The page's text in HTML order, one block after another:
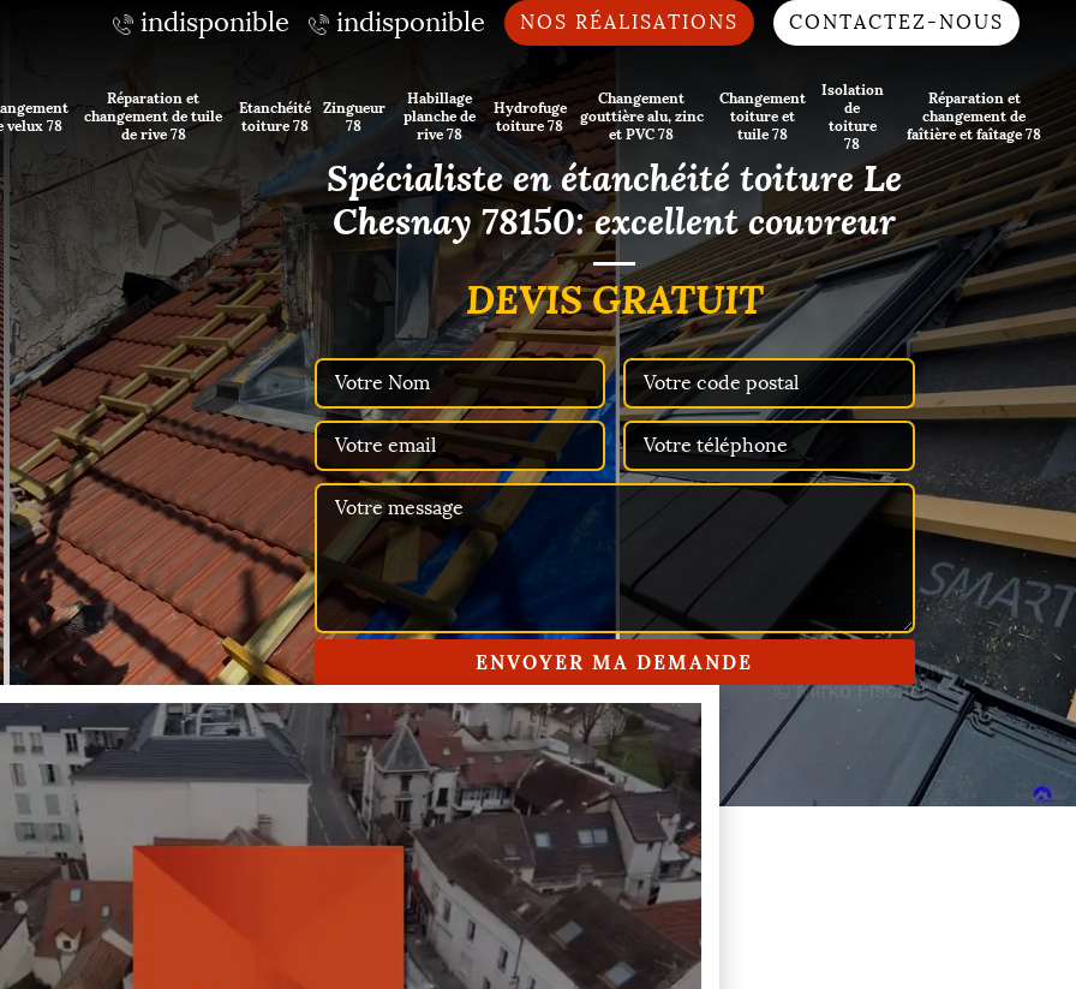
indisponible indisponible NOS RÉALISATIONS CONTACTEZ-NOUS
velux 78
Réparation et
changement de tuile
de rive 78
Etanchéité
toiture 78
Zingueur
78
Habillage
planche de
rive 78
Hydrofuge
toiture 78
Changement
gouttière alu, zinc
et PVC 78
Changement
toiture et
tuile 78
Isolation
de
toiture
78
Réparation et
changement de
faîtière et faîtage 78
Spécialiste en étanchéité toiture Le
Chesnay 78150: excellent couvreur
DEVIS GRATUIT